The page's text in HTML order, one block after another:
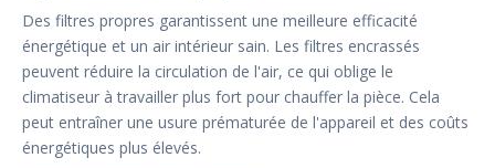
Des filtres propres garantissent une meilleure efficacité
énergétique et un air intérieur sain. Les filtres encrassés
peuvent réduire la circulation de l'air, ce qui oblige le
climatiseur à travailler plus fort pour chauffer la pièce. Cela
peut entraîner une usure prématurée de l'appareil et des coûts
énergétiques plus élevés.